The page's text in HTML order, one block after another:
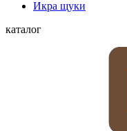
Икра щуки
каталог